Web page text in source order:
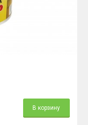
В корзину